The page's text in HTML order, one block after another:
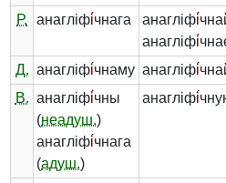
Р.
анагліфі́чнага анагліфі́
анагліфі́
Д. анагліфі́чнаму анагліфі́
В. анагліфі́чны
(неадуш.)
анагліфі́чнага
(адуш.)
анагліфі́